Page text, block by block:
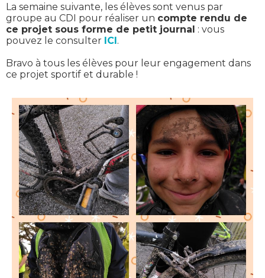
La semaine suivante, les élèves sont venus par
groupe au CDI pour réaliser un compte rendu de
ce projet sous forme de petit journal : vous
pouvez le consulter ICI.
Bravo à tous les élèves pour leur engagement dans
ce projet sportif et durable !